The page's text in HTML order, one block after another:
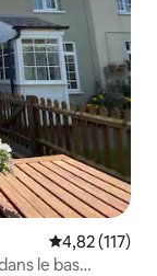
Évaluation
4,82 (117)
le bas